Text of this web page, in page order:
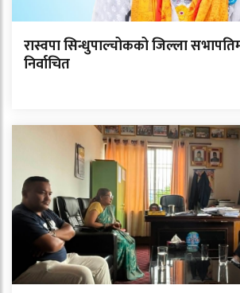
रास्वपा सिन्धुपाल्चोकको जिल्ला
निर्वाचित